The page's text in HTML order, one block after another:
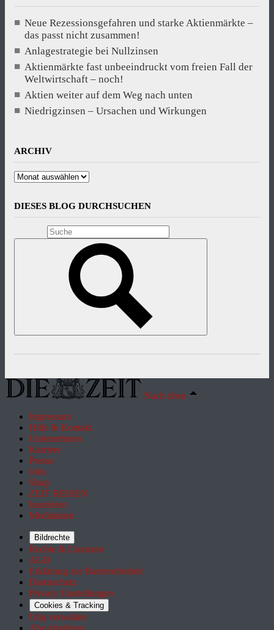
Neue Rezessionsgefahren und starke Aktienmärkte –
das passt nicht zusammen!
Anlagestrategie bei Nullzinsen
Aktienmärkte fast unbeeindruckt vom freien Fall der
Weltwirtschaft – noch!
Aktien weiter auf dem Weg nach unten
Niedrigzinsen – Ursachen und Wirkungen
ARCHIV
Archiv
DIESES BLOG DURCHSUCHEN
Nach oben
Impressum
Hilfe & Kontakt
Unternehmen
Karriere
Presse
Jobs
Shop
ZEIT REISEN
Inserieren
Mediadaten
Bildrechte
Rechte & Lizenzen
AGB
Erklärung zur Barrierefreiheit
Datenschutz
Privacy Einstellungen
Cookies & Tracking
Utiq verwalten
Abo kündigen